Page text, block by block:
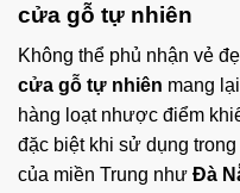
cửa gỗ tự nhiên
Không thể phủ nhận vẻ
cửa gỗ tự nhiên mang
hàng loạt nhược điểm
đặc biệt khi sử dụng
của miền Trung như Đà